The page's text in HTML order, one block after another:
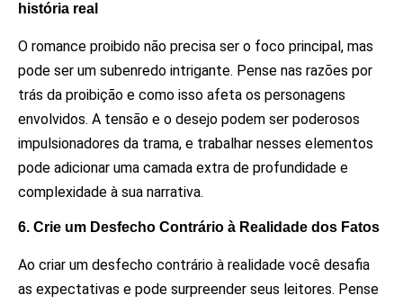
história real
O romance proibido não precisa ser o foco principal, mas
pode ser um subenredo intrigante. Pense nas razões por
trás da proibição e como isso afeta os personagens
envolvidos. A tensão e o desejo podem ser poderosos
impulsionadores da trama, e trabalhar nesses elementos
pode adicionar uma camada extra de profundidade e
complexidade à sua narrativa.
6. Crie um Desfecho Contrário à Realidade dos Fatos
Ao criar um desfecho contrário à realidade você desafia
as expectativas e pode surpreender seus leitores. Pense